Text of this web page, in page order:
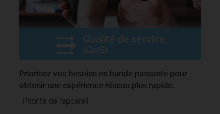
Qualité de service
(QoS)
Priorisez vos besoins en bande passante pour
obtenir une expérience réseau plus rapide.
· Priorité de l'appareil